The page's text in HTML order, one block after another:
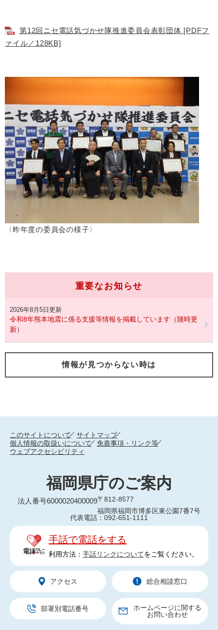
第12回ニセ電話気づかせ隊推進委員会表彰団体 [PDFフ
ァイル／128KB]
〈昨年度の委員会の様子〉
重要なお知らせ
2026年8月5日更新
令和8年熊本地震に係る支援等情報を掲載しています（随時更
新）
情報が見つからない時は
このサイトについて
サイトマップ
個人情報の取扱いについて
免責事項・リンク等
ウェブアクセシビリティ
福岡県庁のご案内
法人番号6000020400009〒812-8577
福岡県福岡市博多区東公園7番7号
代表電話：092-651-1111
手話で電話をする
利用方法： 手話リンクについてをご覧ください。
アクセス 総合相談窓口
部署別電話番号
ホームページに関する
お問い合わせ